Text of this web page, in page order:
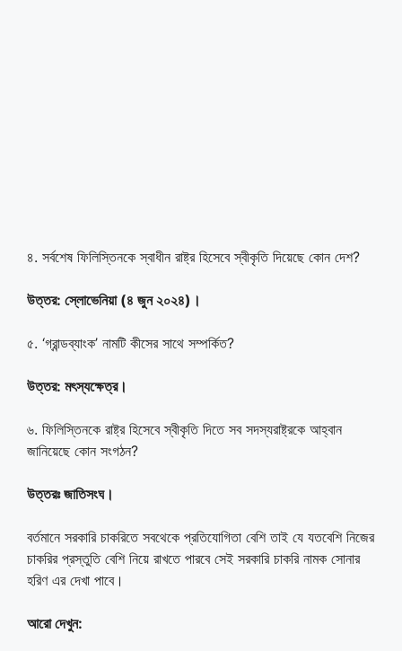
৪. সর্বশেষ ফিলিস্তিনকে স্বাধীন রাষ্ট্র হিসেবে স্বীকৃতি দিয়েছে কোন দেশ?
উত্তর: স্লোভেনিয়া (৪ জুন ২০২৪)।
৫. ‘গ্রান্ডব্যাংক’ নামটি কীসের সাথে সম্পর্কিত?
উত্তর: মৎস্যক্ষেত্র।
৬. ফিলিস্তিনকে রাষ্ট্র হিসেবে স্বীকৃতি দিতে সব সদস্যরাষ্ট্রকে আহ্বান
জানিয়েছে কোন সংগঠন?
উত্তরঃ জাতিসংঘ।
বর্তমানে সরকারি চাকরিতে সবথেকে প্রতিযোগিতা বেশি তাই যে যতবেশি নিজের
চাকরির প্রস্তুতি বেশি নিয়ে রাখতে পারবে সেই সরকারি চাকরি নামক সোনার
হরিণ এর দেখা পাবে।
আরো দেখুন: